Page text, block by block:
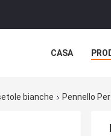
CASA
bianche Pennello